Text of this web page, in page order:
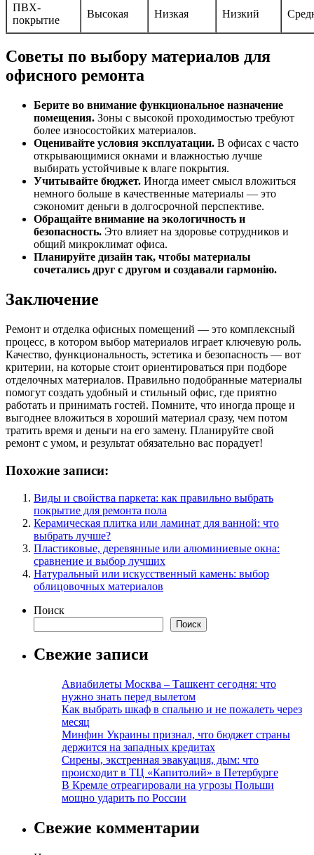
ПВХ-
покрытие
Высокая Низкая Низкий
Советы по выбору материалов для
офисного ремонта
Берите во внимание функциональное назначение
помещения. Зоны с высокой проходимостью требуют
более износостойких материалов.
Оценивайте условия эксплуатации. В офисах с часто
открывающимися окнами и влажностью лучше
выбирать устойчивые к влаге покрытия.
Учитывайте бюджет. Иногда имеет смысл вложиться
немного больше в качественные материалы — это
сэкономит деньги в долгосрочной перспективе.
Обращайте внимание на экологичность и
безопасность. Это влияет на здоровье сотрудников и
общий микроклимат офиса.
Планируйте дизайн так, чтобы материалы
сочетались друг с другом и создавали гармонію.
Заключение
Ремонт и отделка офисных помещений — это комплексный
процесс, в котором выбор материалов играет ключевую роль.
Качество, функциональность, эстетика и безопасность — вот
критерии, на которые стоит ориентироваться при подборе
отделочных материалов. Правильно подобранные материалы
помогут создать удобный и стильный офис, где приятно
работать и принимать гостей. Помните, что иногда проще и
выгоднее вложиться в хороший материал сразу, чем потом
тратить время и деньги на его замену. Планируйте свой
ремонт с умом, и результат обязательно вас порадует!
Похожие записи:
Виды и свойства паркета: как правильно выбрать
покрытие для ремонта пола
Керамическая плитка или ламинат для ванной: что
выбрать лучше?
Пластиковые, деревянные или алюминиевые окна:
сравнение и выбор лучших
Натуральный или искусственный камень: выбор
облицовочных материалов
Поиск
Поиск
Свежие записи
Авиабилеты Москва – Ташкент сегодня: что
нужно знать перед вылетом
Как выбрать шкаф в спальню и не пожалеть через
месяц
Минфин Украины признал, что бюджет страны
держится на западных кредитах
Сирены, экстренная эвакуация, дым: что
происходит в ТЦ «Капитолий» в Петербурге
В Кремле отреагировали на угрозы Польши
мощно ударить по России
Свежие комментарии